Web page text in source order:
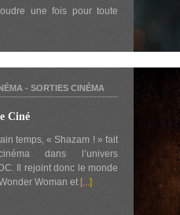
une fois pour toute
- SORTIES CINÉMA
Ciné
temps, « Shazam ! » fait
dans l’univers
Il rejoint donc le monde
Woman et [...]